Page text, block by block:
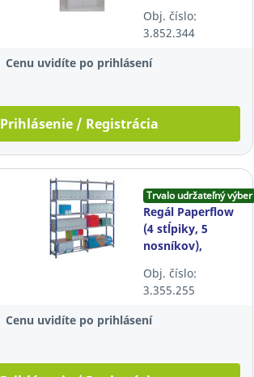
Obj. číslo:
3.852.344
Cenu uvidíte po prihlásení
Prihlásenie / Registrácia
Trvalo udržateľný výber
Regál Paperflow
(4 stĺpiky, 5
nosníkov),
hĺbka 700 mm
Obj. číslo:
3.355.255
Cenu uvidíte po prihlásení